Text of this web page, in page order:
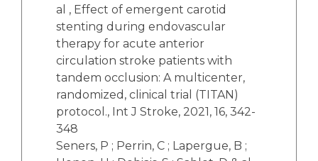
al , Effect of emergent carotid
stenting during endovascular
therapy for acute anterior
circulation stroke patients with
tandem occlusion: A multicenter,
randomized, clinical trial (TITAN)
protocol., Int J Stroke, 2021, 16, 342-
348
Seners, P ; Perrin, C ; Lapergue, B ;